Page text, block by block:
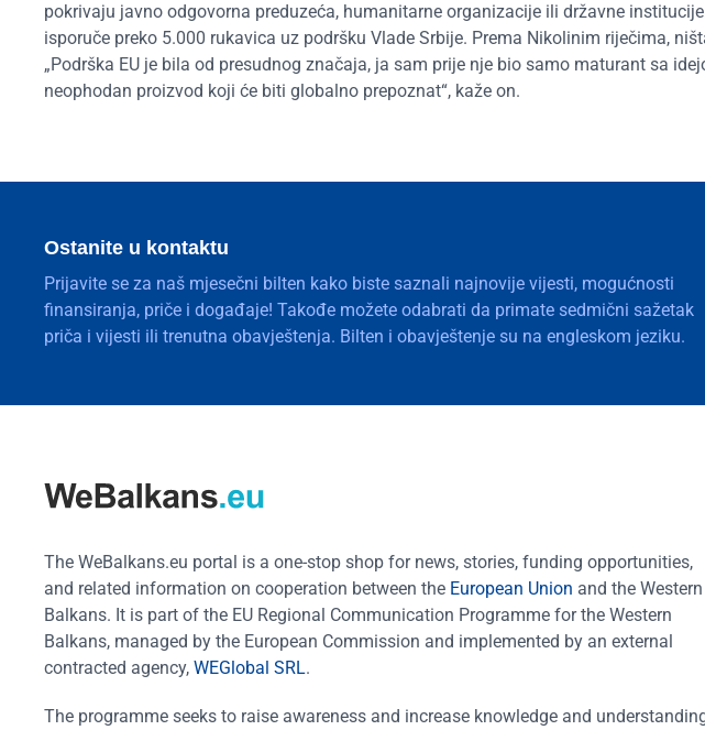
pokrivaju javno odgovorna preduzeća, humanitarne organizacije ili državne
isporuče preko 5.000 rukavica uz podršku Vlade Srbije. Prema Nikolinim riječima,
„Podrška EU je bila od presudnog značaja, ja sam prije nje bio samo maturant sa
neophodan proizvod koji će biti globalno prepoznat“, kaže on.
Ostanite u kontaktu
Prijavite se za naš mjesečni bilten kako biste saznali najnovije vijesti, mogućnosti
finansiranja, priče i događaje! Takođe možete odabrati da primate sedmični sažetak
priča i vijesti ili trenutna obavještenja. Bilten i obavještenje su na engleskom jeziku.
The WeBalkans.eu portal is a one-stop shop for news, stories, funding opportunities,
and related information on cooperation between the European Union and the Western
Balkans. It is part of the EU Regional Communication Programme for the Western
Balkans, managed by the European Commission and implemented by an external
contracted agency, WEGlobal SRL.
The programme seeks to raise awareness and increase knowledge and